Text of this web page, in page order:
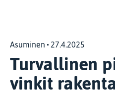
Asuminen 27.4.2025
Turvallinen
vinkit